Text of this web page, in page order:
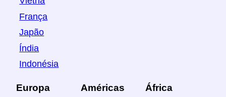
França
Japão
Índia
Indonésia
Europa Américas África